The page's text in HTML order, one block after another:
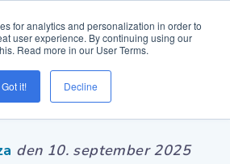
for analytics and personalization in order to
user experience. By continuing using our
Read more in our User Terms.
Got it! Decline
er
den 10. september 2025